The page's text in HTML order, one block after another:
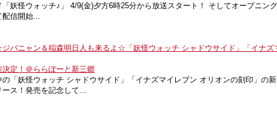
「妖怪ウォッチ♪」 4/9(金)夕方6時25分から放送スタート！ そしてオープニ
配信開始...
ジバニャン＆稲森明日人も来るよ☆「妖怪ウォッチ シャドウサイド」「イナ
決定！＠ららぽーと新三郷
の「妖怪ウォッチ シャドウサイド」「イナズマイレブン オリオンの刻印」の
ース！発売を記念して...